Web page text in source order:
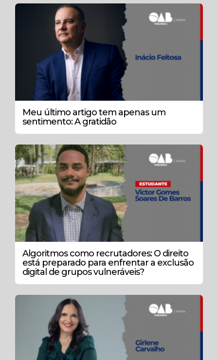
Meu último artigo tem apenas um
sentimento: A gratidão
Algoritmos como recrutadores: O direito
está preparado para enfrentar a exclusão
digital de grupos vulneráveis?